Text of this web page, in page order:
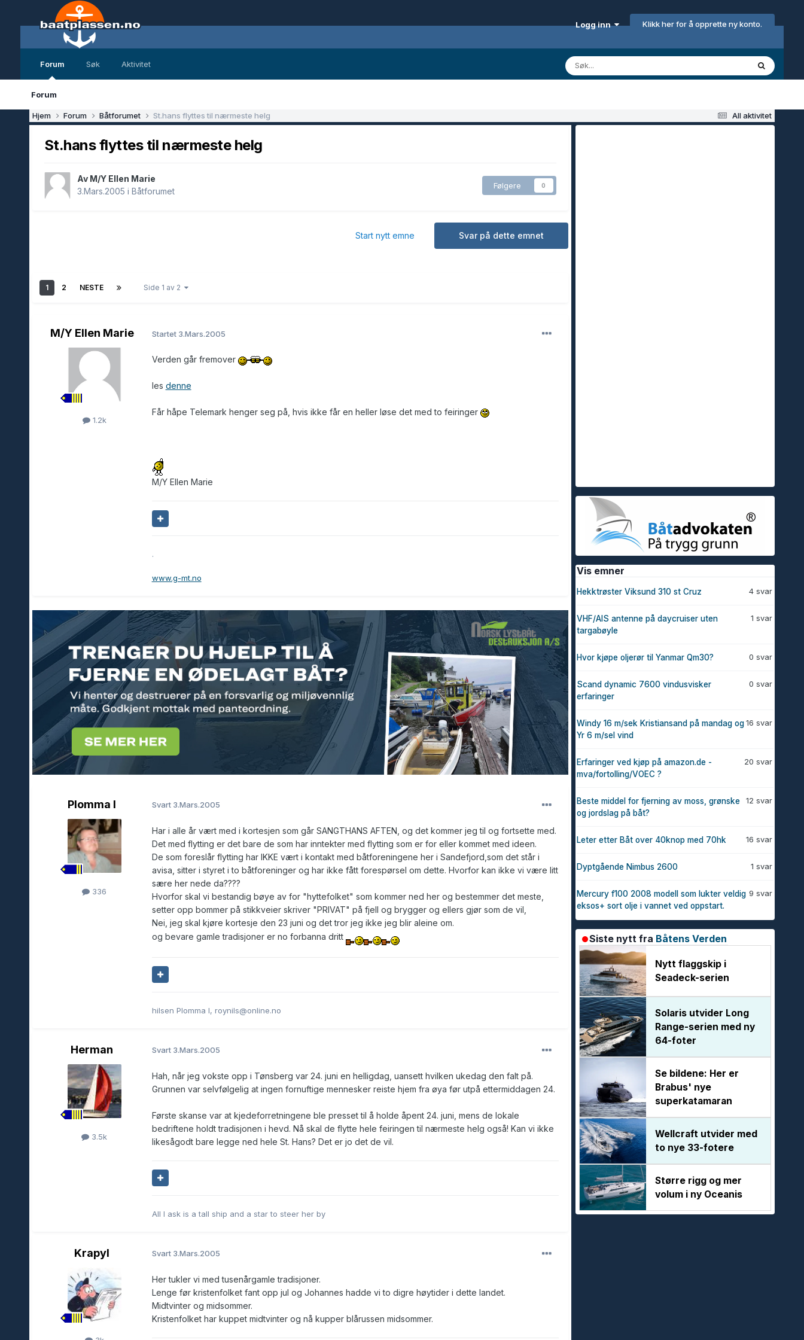
Logg inn Klikk her for å opprette ny konto.
Forum
Forum
Søk Aktivitet
All aktivitet
Hjem Forum Båtforumet St.hans flyttes til nærmeste helg
St.hans flyttes til nærmeste helg
Av M/Y Ellen Marie
3.Mars.2005 i Båtforumet
Følgere 0
Svar på dette emnet
Start nytt emne
1 2 NESTE Side 1 av 2
M/Y Ellen Marie
1.2k
Startet 3.Mars.2005
Verden går fremover
les denne
Får håpe Telemark henger seg på, hvis ikke får en heller løse det med to feiringer
M/Y Ellen Marie
.
www.g-mt.no
Plomma I
336
Svart 3.Mars.2005
Har i alle år vært med i kortesjen som går SANGTHANS AFTEN, og det kommer jeg til og fortsette med.
Det med flytting er det bare de som har inntekter med flytting som er for eller kommet med ideen.
De som foreslår flytting har IKKE vært i kontakt med båtforeningene her i Sandefjord,som det står i
avisa, sitter i styret i to båtforeninger og har ikke fått forespørsel om dette. Hvorfor kan ikke vi være litt
sære her nede da????
Hvorfor skal vi bestandig bøye av for "hyttefolket" som kommer ned her og bestemmer det meste,
setter opp bommer på stikkveier skriver "PRIVAT" på fjell og brygger og ellers gjør som de vil,
Nei, jeg skal kjøre kortesje den 23 juni og det tror jeg ikke jeg blir aleine om.
og bevare gamle tradisjoner er no forbanna dritt
hilsen Plomma I, roynils@online.no
Herman
3.5k
Svart 3.Mars.2005
Hah, når jeg vokste opp i Tønsberg var 24. juni en helligdag, uansett hvilken ukedag den falt på.
Grunnen var selvfølgelig at ingen fornuftige mennesker reiste hjem fra øya før utpå ettermiddagen 24.
Første skanse var at kjedeforretningene ble presset til å holde åpent 24. juni, mens de lokale
bedriftene holdt tradisjonen i hevd. Nå skal de flytte hele feiringen til nærmeste helg også! Kan vi ikke
likesågodt bare legge ned hele St. Hans? Det er jo det de vil.
All I ask is a tall ship and a star to steer her by
Krapyl Svart 3.Mars.2005
Her tukler vi med tusenårgamle tradisjoner.
Lenge før kristenfolket fant opp jul og Johannes hadde vi to digre høytider i dette landet.
Midtvinter og midsommer.
Kristenfolket har kuppet midtvinter og nå kupper blårussen midsommer.
Vis emner
4 svar
Hekktrøster Viksund 310 st Cruz
1 svar
VHF/AIS antenne på daycruiser uten
targabøyle
0 svar
Hvor kjøpe oljerør til Yanmar Qm30?
0 svar
Scand dynamic 7600 vindusvisker
erfaringer
16 svar
Windy 16 m/sek Kristiansand på mandag og
Yr 6 m/sel vind
20 svar
Erfaringer ved kjøp på amazon.de -
mva/fortolling/VOEC ?
12 svar
Beste middel for fjerning av moss, grønske
og jordslag på båt?
16 svar
Leter etter Båt over 40knop med 70hk
1 svar
Dyptgående Nimbus 2600
9 svar
Mercury f100 2008 modell som lukter veldig
eksos+ sort olje i vannet ved oppstart.
Siste nytt fra Båtens Verden
Nytt flaggskip i
Seadeck-serien
Solaris utvider Long
Range-serien med ny
64-foter
Se bildene: Her er
Brabus' nye
superkatamaran
Wellcraft utvider med
to nye 33-fotere
Større rigg og mer
volum i ny Oceanis